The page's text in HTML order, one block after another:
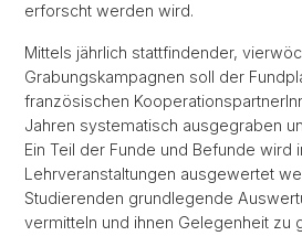
erforscht werden wird.
Mittels jährlich stattfindender,
Grabungskampagnen soll der
französischen
Jahren systematisch ausgegraben
Ein Teil der Funde und Befunde wird
Lehrveranstaltungen ausgewertet
Studierenden grundlegende
vermitteln und ihnen Gelegenheit zu